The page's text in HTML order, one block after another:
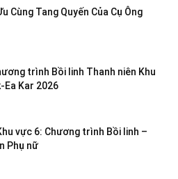
Cùng Tang Quyến Của Cụ Ông
trình Bồi linh Thanh niên Khu
Ea Kar 2026
vực 6: Chương trình Bồi linh –
Phụ nữ